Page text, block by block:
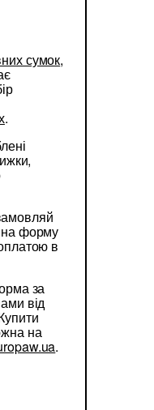
сумок,
.
на форму
в
за
від
на
.